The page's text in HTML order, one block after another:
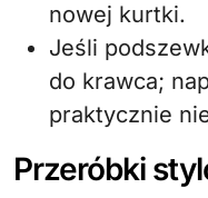
nowej kurtki.
Jeśli
do krawca;
praktycznie
Przeróbki